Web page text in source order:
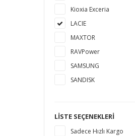
Kioxia Exceria
LACIE
MAXTOR
RAVPower
SAMSUNG
SANDISK
WESTERN DIGITAL
LISTE SEÇENEKLERI
Sadece Hızlı Kargo